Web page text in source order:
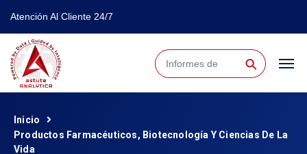
Atención Al Cliente 24/7
⚲
Inicio
Productos Farmacéuticos, Biotecnología Y Ciencias De La
Vida